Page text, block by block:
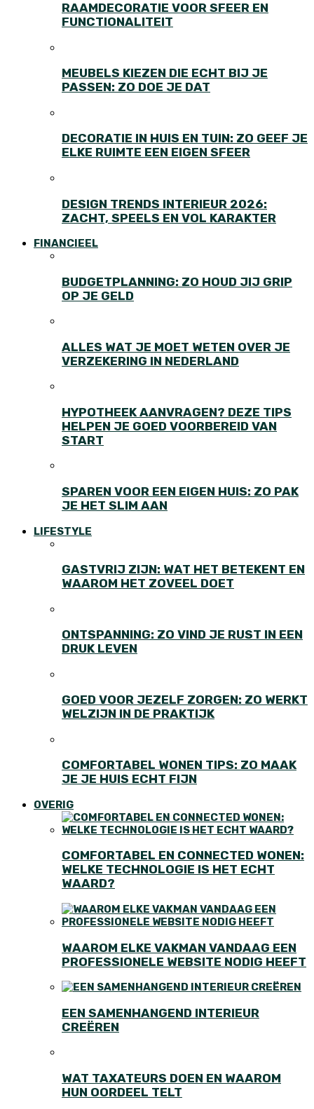
RAAMDECORATIE VOOR SFEER EN
FUNCTIONALITEIT
MEUBELS KIEZEN DIE ECHT BIJ JE
PASSEN: ZO DOE JE DAT
DECORATIE IN HUIS EN TUIN: ZO GEEF JE
ELKE RUIMTE EEN EIGEN SFEER
DESIGN TRENDS INTERIEUR 2026:
ZACHT, SPEELS EN VOL KARAKTER
FINANCIEEL
BUDGETPLANNING: ZO HOUD JIJ GRIP
OP JE GELD
ALLES WAT JE MOET WETEN OVER JE
VERZEKERING IN NEDERLAND
HYPOTHEEK AANVRAGEN? DEZE TIPS
HELPEN JE GOED VOORBEREID VAN
START
SPAREN VOOR EEN EIGEN HUIS: ZO PAK
JE HET SLIM AAN
LIFESTYLE
GASTVRIJ ZIJN: WAT HET BETEKENT EN
WAAROM HET ZOVEEL DOET
ONTSPANNING: ZO VIND JE RUST IN EEN
DRUK LEVEN
GOED VOOR JEZELF ZORGEN: ZO WERKT
WELZIJN IN DE PRAKTIJK
COMFORTABEL WONEN TIPS: ZO MAAK
JE JE HUIS ECHT FIJN
OVERIG
COMFORTABEL EN CONNECTED WONEN:
WELKE TECHNOLOGIE IS HET ECHT
WAARD?
WAAROM ELKE VAKMAN VANDAAG EEN
PROFESSIONELE WEBSITE NODIG HEEFT
EEN SAMENHANGEND INTERIEUR
CREËREN
WAT TAXATEURS DOEN EN WAAROM
HUN OORDEEL TELT